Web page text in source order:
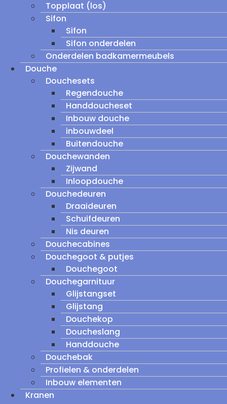
Topplaat (los)
Sifon
Sifon
Sifon onderdelen
Onderdelen badkamermeubels
Douche
Douchesets
Regendouche
Handdoucheset
Inbouw douche
inbouwdeel
Buitendouche
Douchewanden
Zijwand
Inloopdouche
Douchedeuren
Draaideuren
Schuifdeuren
Nis deuren
Douchecabines
Douchegoot & putjes
Douchegoot
Douchegarnituur
Glijstangset
Glijstang
Douchekop
Doucheslang
Handdouche
Douchebak
Profielen & onderdelen
Inbouw elementen
Kranen